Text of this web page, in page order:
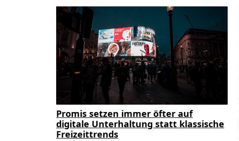
Promis setzen immer öfter auf
digitale Unterhaltung statt klassische
Freizeittrends